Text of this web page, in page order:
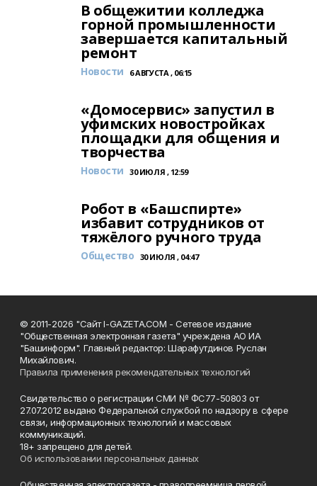
В общежитии колледжа
горной промышленности
завершается капитальный
ремонт
Новости 6 АВГУСТА , 06:15
«Домосервис» запустил в
уфимских новостройках
площадки для общения и
творчества
Новости 30 ИЮЛЯ , 12:59
Робот в «Башспирте»
избавит сотрудников от
тяжёлого ручного труда
Общество 30 ИЮЛЯ , 04:47
© 2011-2026 "Сайт I-GAZETA.COM - Сетевое издание
"Общественная электронная газета" учреждена АО ИА
"Башинформ". Главный редактор: Шарафутдинов Руслан
Михайлович.
Правила применения рекомендательных технологий
Свидетельство о регистрации СМИ № ФС77-50803 от
27.07.2012 выдано Федеральной службой по надзору в сфере
связи, информационных технологий и массовых
коммуникаций.
18+ запрещено для детей.
Об использовании персональных данных